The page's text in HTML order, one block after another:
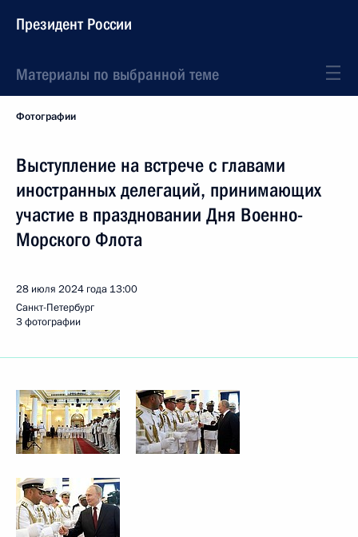
Президент России
Материалы по выбранной теме
Фотографии
Выступление на встрече с главами
иностранных делегаций, принимающих
участие в праздновании Дня Военно-
Морского Флота
28 июля 2024 года 13:00
Санкт-Петербург
3 фотографии